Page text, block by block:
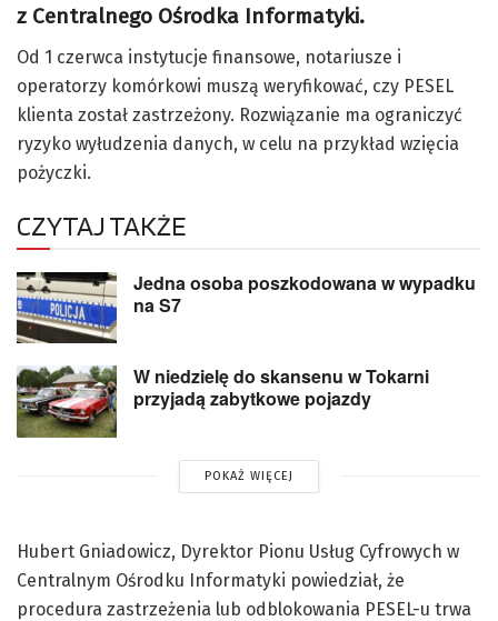
z Centralnego Ośrodka Informatyki.
Od 1 czerwca instytucje finansowe, notariusze i
operatorzy komórkowi muszą weryfikować, czy PESEL
klienta został zastrzeżony. Rozwiązanie ma ograniczyć
ryzyko wyłudzenia danych, w celu na przykład wzięcia
pożyczki.
CZYTAJ TAKŻE
Jedna osoba poszkodowana w wypadku
na S7
W niedzielę do skansenu w Tokarni
przyjadą zabytkowe pojazdy
POKAŻ WIĘCEJ
Hubert Gniadowicz, Dyrektor Pionu Usług Cyfrowych w
Centralnym Ośrodku Informatyki powiedział, że
procedura zastrzeżenia lub odblokowania PESEL-u trwa